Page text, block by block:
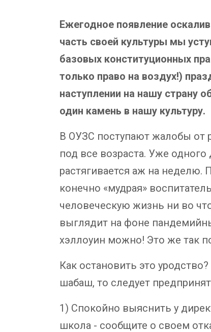
Ежегодное появление
часть своей культуры мы
базовых конституционных
только право на воздух!)
наступлении на нашу страну
один камень в нашу культуру.
В ОУЗС поступают жалобы от
под все возраста. Уже
растягивается аж на неделю.
конечно «мудрая»
человеческую жизнь ни во
выглядит на фоне
хэллоуин можно! Это же так
Как остановить это
шабаш, то следует
1) Спокойно выяснить у
школа - сообщите о своем